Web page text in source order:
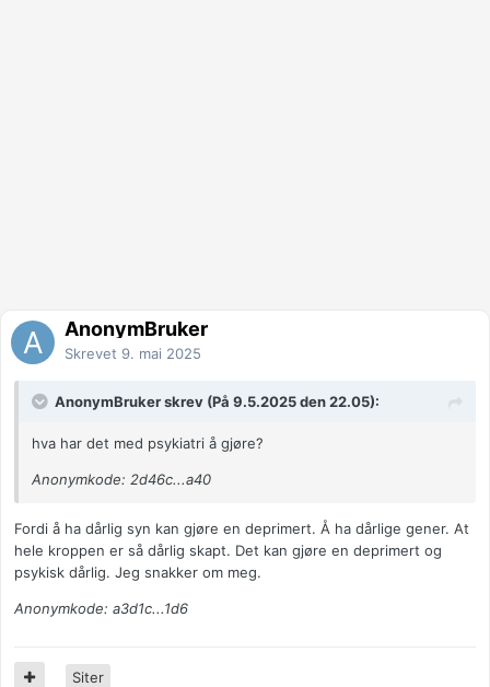
AnonymBruker
Skrevet 9. mai 2025
AnonymBruker skrev (På 9.5.2025 den 22.05):
hva har det med psykiatri å gjøre?
Anonymkode: 2d46c...a40
Fordi å ha dårlig syn kan gjøre en deprimert. Å ha dårlige gener. At
hele kroppen er så dårlig skapt. Det kan gjøre en deprimert og
psykisk dårlig. Jeg snakker om meg.
Anonymkode: a3d1c...1d6
Siter